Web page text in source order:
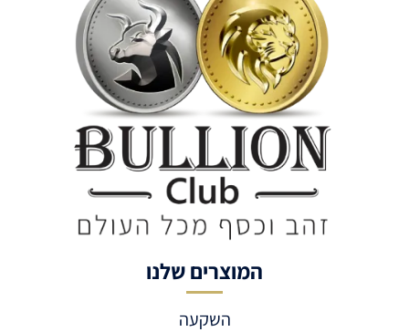
המוצרים שלנו
השקעה